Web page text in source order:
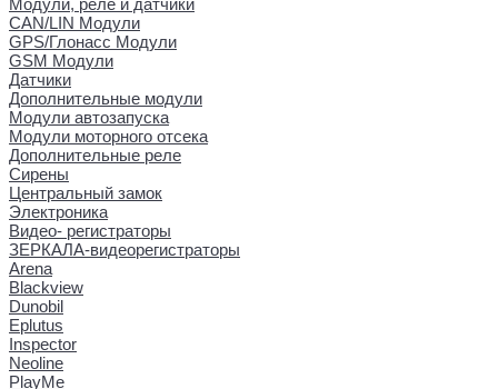
CAN/LIN Модули
GPS/Глонасс Модули
GSM Модули
Датчики
Дополнительные модули
Модули автозапуска
Модули моторного отсека
Дополнительные реле
Сирены
Центральный замок
Электроника
Видео- регистраторы
ЗЕРКАЛА-видеорегистраторы
Arena
Blackview
Dunobil
Eplutus
Inspector
Neoline
PlayMe